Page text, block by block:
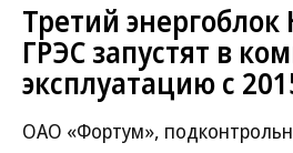
Третий энергоблок
ГРЭС запустят в
эксплуатацию с
ОАО «Фортум»,